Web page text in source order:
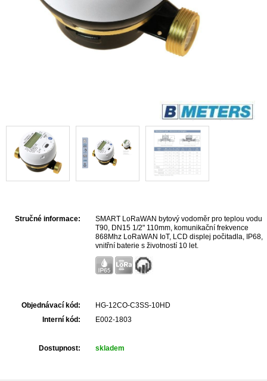
Stručné informace:
SMART LoRaWAN bytový vodoměr pro teplou vodu
T90, DN15 1/2" 110mm, komunikační frekvence
868Mhz LoRaWAN IoT, LCD displej počitadla, IP68,
vnitřní baterie s životností 10 let.
Objednávací kód:
HG-12CO-C3SS-10HD
Interní kód:
E002-1803
Dostupnost: skladem